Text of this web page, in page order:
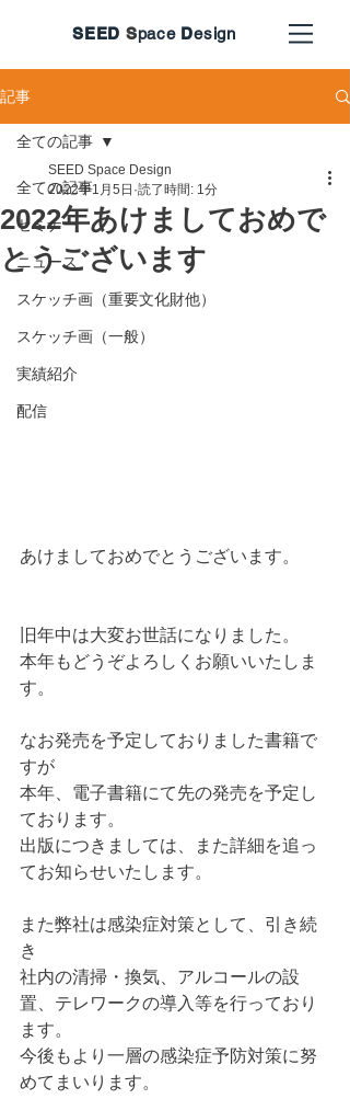
SEED Space Design
記事
全ての記事
セミナー
ニュース
スケッチ画（重要文化財他）
スケッチ画（一般）
実績紹介
配信
全ての記事
2022年あけましておめで
とうございます
SEED Space Design
2022年1月5日 読了時間: 1分
あけましておめでとうございます。
旧年中は大変お世話になりました。
本年もどうぞよろしくお願いいたしま
す。
なお発売を予定しておりました書籍で
すが
本年、電子書籍にて先の発売を予定し
ております。
出版につきましては、また詳細を追っ
てお知らせいたします。
また弊社は感染症対策として、引き続
き
社内の清掃・換気、アルコールの設
置、テレワークの導入等を行っており
ます。
今後もより一層の感染症予防対策に努
めてまいります。